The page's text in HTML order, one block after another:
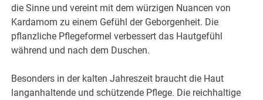
die Sinne und vereint mit dem würzigen Nuancen von
Kardamom zu einem Gefühl der Geborgenheit. Die
pflanzliche Pflegeformel verbessert das Hautgefühl
während und nach dem Duschen.
Besonders in der kalten Jahreszeit braucht die Haut
langanhaltende und schützende Pflege. Die reichhaltige